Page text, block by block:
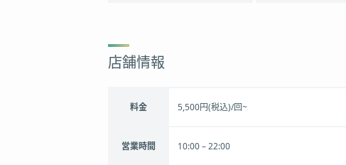
店舗情報
料金 5,500円(税込)/回~
営業時間 10:00 – 22:00